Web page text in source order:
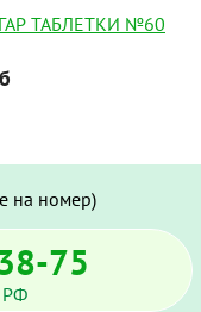
ТАБЛЕТКИ №60
на номер)
75
РФ